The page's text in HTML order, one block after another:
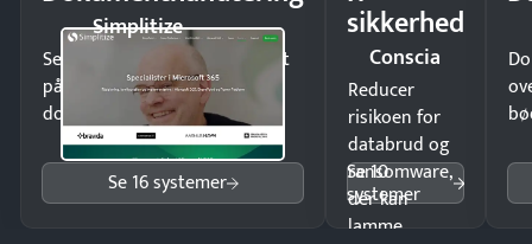
Simplitize
Send kontrakter til underskrift
på minutter og mist ingen
dokumenter.
Se 16 systemer
sikkerhed
Conscia
Reducer
risikoen for
databrud og
ransomware,
der kan
lamme
Se 10
systemer